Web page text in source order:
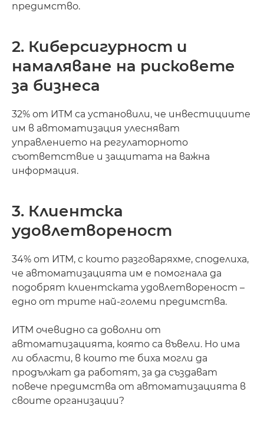
предимство.
2. Киберсигурност и
намаляване на рисковете
за бизнеса
32% от ИТМ са установили, че инвестициите
им в автоматизация улесняват
управлението на регулаторното
съответствие и защитата на важна
информация.
3. Клиентска
удовлетвореност
34% от ИТМ, с които разговаряхме, споделиха,
че автоматизацията им е помогнала да
подобрят клиентската удовлетвореност –
едно от трите най-големи предимства.
ИТМ очевидно са доволни от
автоматизацията, която са въвели. Но има
ли области, в които те биха могли да
продължат да работят, за да създават
повече предимства от автоматизацията в
своите организации?